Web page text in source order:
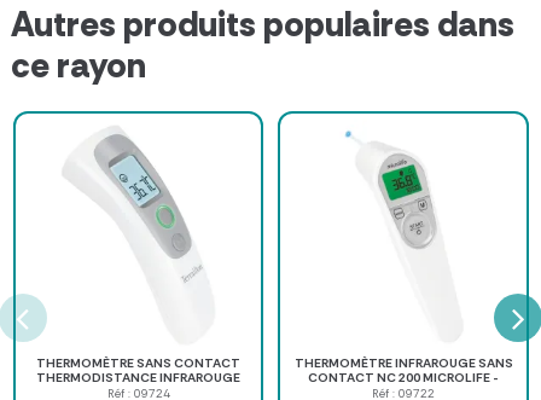
Autres produits populaires dans
ce rayon
THERMOMÈTRE SANS CONTACT
THERMODISTANCE INFRAROUGE
TERRAILLON
Réf : 09724
THERMOMÈTRE INFRAROUGE SANS
CONTACT NC 200 MICROLIFE -
thermomètre médical
Réf : 09722